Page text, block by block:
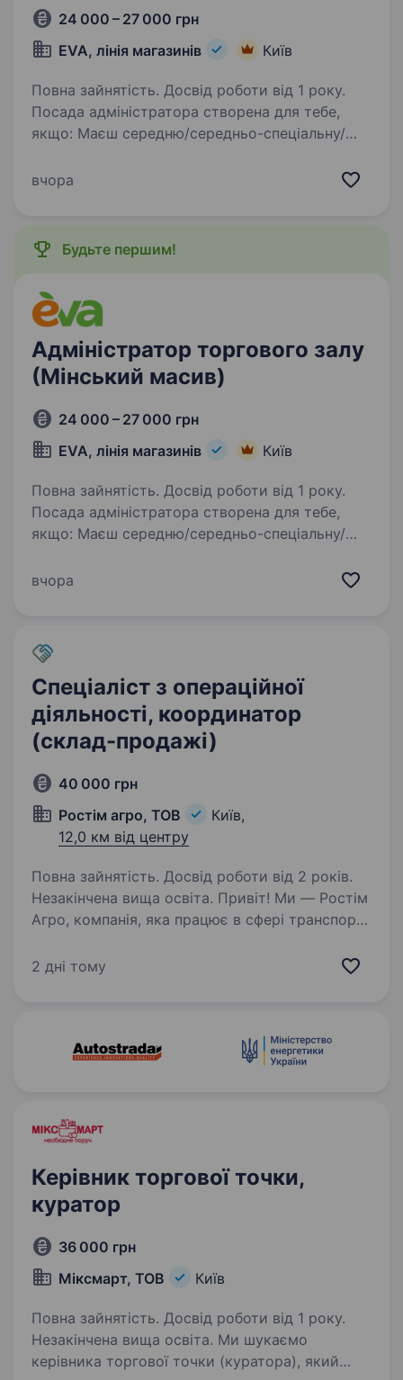
24 000 – 27 000 грн
EVA, лінія магазинів
Київ
Повна зайнятість. Досвід роботи від 1 року.
Посада адміністратора створена для тебе,
якщо: Маєш середню/середньо-спеціальну/
на адміністративній посаді (торгівля) рік і
вчора
Будьте першим!
Адміністратор торгового залу
(Мінський масив)
24 000 – 27 000 грн
EVA, лінія магазинів
Київ
Повна зайнятість. Досвід роботи від 1 року.
Посада адміністратора створена для тебе,
якщо: Маєш середню/середньо-спеціальну/
на адміністративній посаді (торгівля) рік і
вчора
Спеціаліст з операційної
діяльності, координатор
(склад-продажі)
40 000 грн
Ростім агро, ТОВ
Київ,
12,0 км від центру
Повна зайнятість. Досвід роботи від 2 років.
Незакінчена вища освіта. Привіт! Ми — Ростім
Агро, компанія, яка працює в сфері транспорту
Спеціаліста з операційної діяльності, який
2 дні тому
Керівник торгової точки,
куратор
36 000 грн
Міксмарт, ТОВ
Київ
Повна зайнятість. Досвід роботи від 1 року.
Незакінчена вища освіта. Ми шукаємо
керівника торгової точки (куратора), який